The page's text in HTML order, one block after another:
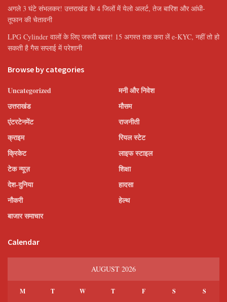
अगले 3 घंटे संभलकर! उत्तराखंड के 4 जिलों में येलो अलर्ट, तेज बारिश और आंधी-
तूफान की चेतावनी
LPG Cylinder वालों के लिए जरूरी खबर! 15 अगस्त तक करा लें e-KYC, नहीं तो हो
सकती है गैस सप्लाई में परेशानी
Browse by categories
Uncategorized
उत्तराखंड
एंटरटेनमेंट
क्राइम
क्रिकेट
टेक न्यूज़
देश-दुनिया
नौकरी
बाजार समाचार
मनी और निवेश
मौसम
राजनीती
रियल स्टेट
लाइफ स्टाइल
शिक्षा
हादसा
हेल्थ
Calendar
AUGUST 2026
M T W T F S S